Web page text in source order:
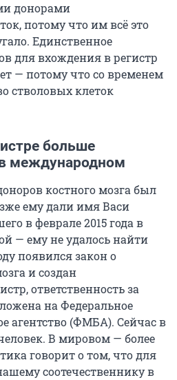
донорами
потому что им всё это
Единственное
для вхождения в регистр
— потому что со временем
стволовых клеток
больше
международном
костного мозга был
ему дали имя Васи
в феврале 2015 года в
— ему не удалось найти
появился закон о
и создан
ответственность за
на Федеральное
агентство (ФМБА). Сейчас в
В мировом — более
говорит о том, что для
соотечественнику в